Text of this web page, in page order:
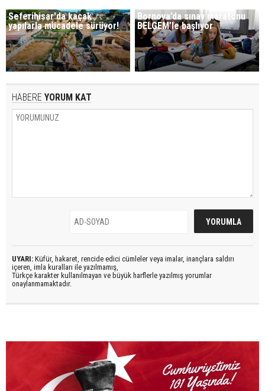
Seferihisar'da kaçak
yapılarla mücadele sürüyor!
Bornova’da sınav maratonu
BELGEM’le başlıyor
HABERE YORUM KAT
UYARI: Küfür, hakaret, rencide edici cümleler veya imalar, inançlara saldırı
içeren, imla kuralları ile yazılmamış,
Türkçe karakter kullanılmayan ve büyük harflerle yazılmış yorumlar
onaylanmamaktadır.